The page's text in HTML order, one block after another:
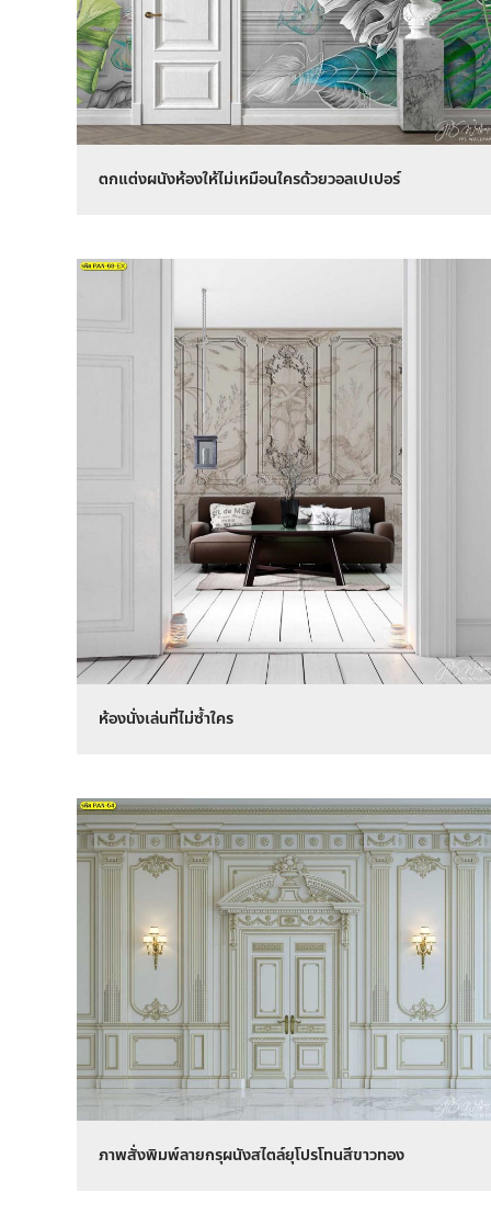
ตกแต่งผนังห้องให้ไม่เหมือนใครด้วยวอลเปเปอร์
ห้องนั่งเล่นที่ไม่ซ้ำใคร
ภาพสั่งพิมพ์ลายกรุผนังสไตล์ยุโปรโทนสีขาวทอง